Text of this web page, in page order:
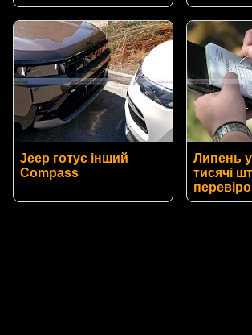
Jeep готує інший
Compass
Липень у
тисячі